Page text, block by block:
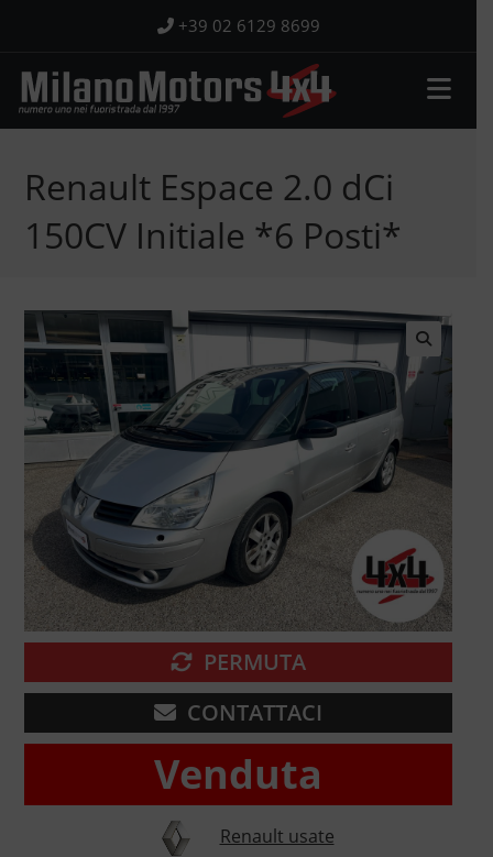
contenuto
+39 02 6129 8699
Renault Espace 2.0 dCi
150CV Initiale *6 Posti*
🔍
PERMUTA
CONTATTACI
Venduta
Renault usate